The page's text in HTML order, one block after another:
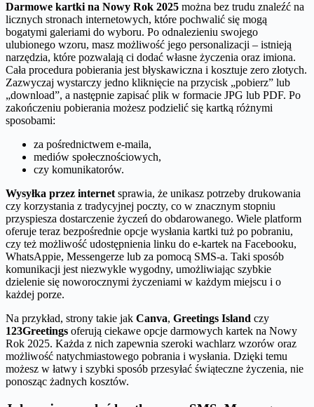
Darmowe kartki na Nowy Rok 2025 można bez trudu znaleźć na
licznych stronach internetowych, które pochwalić się mogą
bogatymi galeriami do wyboru. Po odnalezieniu swojego
ulubionego wzoru, masz możliwość jego personalizacji – istnieją
narzędzia, które pozwalają ci dodać własne życzenia oraz imiona.
Cała procedura pobierania jest błyskawiczna i kosztuje zero złotych.
Zazwyczaj wystarczy jedno kliknięcie na przycisk „pobierz” lub
„download”, a następnie zapisać plik w formacie JPG lub PDF. Po
zakończeniu pobierania możesz podzielić się kartką różnymi
sposobami:
za pośrednictwem e-maila,
mediów społecznościowych,
czy komunikatorów.
Wysyłka przez internet sprawia, że unikasz potrzeby drukowania
czy korzystania z tradycyjnej poczty, co w znacznym stopniu
przyspiesza dostarczenie życzeń do obdarowanego. Wiele platform
oferuje teraz bezpośrednie opcje wysłania kartki tuż po pobraniu,
czy też możliwość udostępnienia linku do e-kartek na Facebooku,
WhatsAppie, Messengerze lub za pomocą SMS-a. Taki sposób
komunikacji jest niezwykle wygodny, umożliwiając szybkie
dzielenie się noworocznymi życzeniami w każdym miejscu i o
każdej porze.
Na przykład, strony takie jak Canva, Greetings Island czy
123Greetings oferują ciekawe opcje darmowych kartek na Nowy
Rok 2025. Każda z nich zapewnia szeroki wachlarz wzorów oraz
możliwość natychmiastowego pobrania i wysłania. Dzięki temu
możesz w łatwy i szybki sposób przesyłać świąteczne życzenia, nie
ponosząc żadnych kosztów.